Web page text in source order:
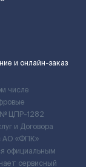
и онлайн-заказ
числе
№ ЦПР-1282
и Договора
АО «ФПК»
официальным
сервисный